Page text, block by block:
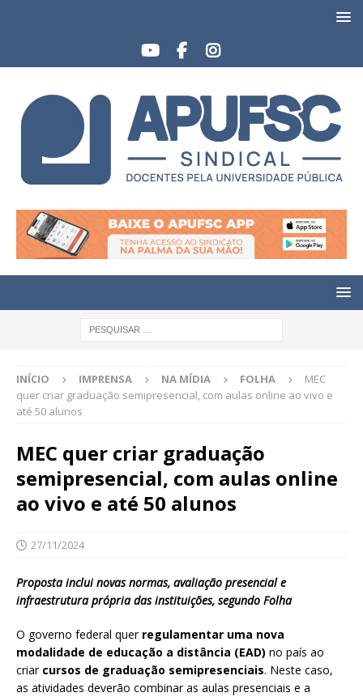
INÍCIO IMPRENSA NA MÍDIA FOLHA
MEC
quer criar graduação semipresencial, com aulas online ao vivo e
até 50 alunos
MEC quer criar graduação
semipresencial, com aulas online
ao vivo e até 50 alunos
27/11/2024
Proposta inclui novas normas, avaliação presencial e
infraestrutura própria das instituições, segundo Folha
O governo federal quer regulamentar uma nova
modalidade de educação a distância (EAD) no país ao
criar cursos de graduação semipresenciais. Neste caso,
as atividades deverão combinar as aulas presenciais e a